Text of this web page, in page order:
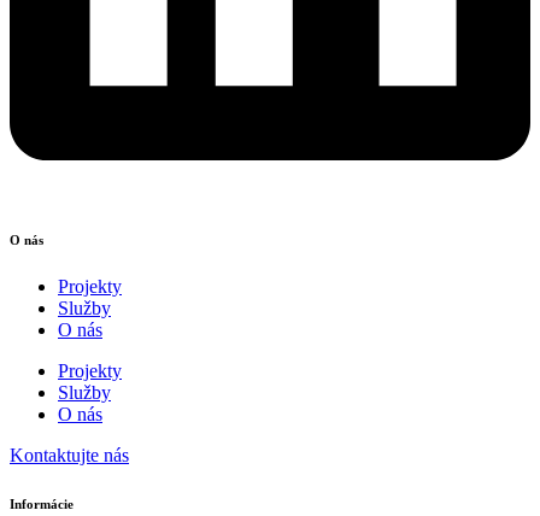
O nás
Projekty
Služby
O nás
Projekty
Služby
O nás
Kontaktujte nás
Informácie